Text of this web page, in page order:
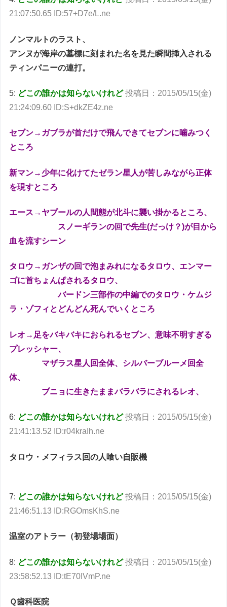
21:07:50.65 ID:57+D7e/L.ne
ノンマルトのラスト、
アンヌが海岸の墓標に刻まれた名を見た瞬間挿入される
ティンパニーの連打。
5: どこの誰かは知らないけれど 投稿日：2015/05/15(金)
21:24:09.60 ID:S+dkZE4z.ne
セブン→ガブラが首だけで飛んできてセブンに噛みつく
ところ
新マン→少年に化けてたゼラン星人が苦しみながら正体
を現すところ
エース→ヤプールの人間態が北斗に襲い掛かるところ、
スノーギランの回で先生(だっけ？)が目から
血を流すシーン
タロウ→ガンザの回で泡まみれになるタロウ、エンマー
ゴに首ちょんぱされるタロウ、
バードン三部作の中編でのタロウ・ケムジ
ラ・ゾフィとどんどん死んでいくところ
レオ→足をバキバキにおられるセブン、意味不明すぎる
プレッシャー、
マザラス星人回全体、シルバーブルーメ回全
体、
ブニョに生きたままバラバラにされるレオ、
6: どこの誰かは知らないけれど 投稿日：2015/05/15(金)
21:41:13.52 ID:r04kraIh.ne
タロウ・メフィラス回の人喰い自販機
7: どこの誰かは知らないけれど 投稿日：2015/05/15(金)
21:46:51.13 ID:RGOmsKhS.ne
温室のアトラー（初登場場面）
8: どこの誰かは知らないけれど 投稿日：2015/05/15(金)
23:58:52.13 ID:tE70IVmP.ne
Ｑ歯科医院